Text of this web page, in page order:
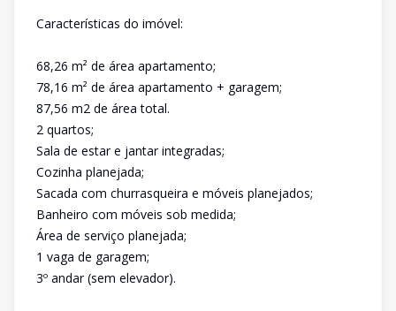
Características do imóvel:
68,26 m² de área apartamento;
78,16 m² de área apartamento + garagem;
87,56 m2 de área total.
2 quartos;
Sala de estar e jantar integradas;
Cozinha planejada;
Sacada com churrasqueira e móveis planejados;
Banheiro com móveis sob medida;
Área de serviço planejada;
1 vaga de garagem;
3º andar (sem elevador).